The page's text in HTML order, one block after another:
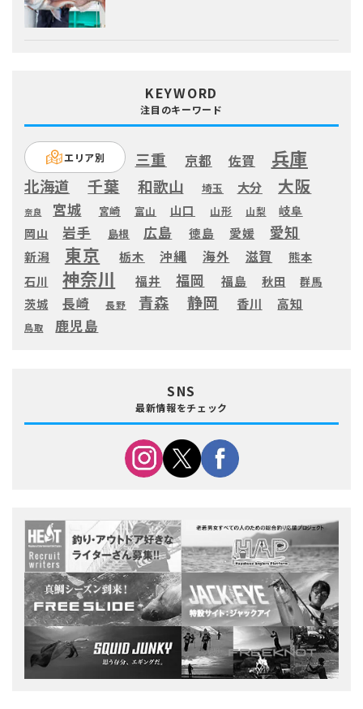
KEYWORD
注目のキーワード
エリア別 三重 京都 佐賀 兵庫
北海道 千葉 和歌山 埼玉 大分 大阪
奈良 宮城 宮崎 富山 山口 山形 山梨
岐阜
岡山
岩手 島根 広島 徳島 愛媛 愛知
新潟 東京 栃木 沖縄 海外 滋賀
熊本
石川
神奈川 福井 福岡 福島 秋田 群馬
茨城 長崎 長野 青森 静岡 香川 高知
鳥取 鹿児島
SNS
最新情報をチェック